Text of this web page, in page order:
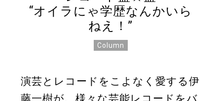
Feature
“オイラにゃ学歴なんかいら
ねえ！”
Column
演芸とレコードをこよなく愛する伊